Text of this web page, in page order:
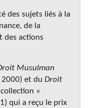
des sujets liés à la
de la
des actions
Musulman
2000) et du Droit
«
qui a reçu le prix